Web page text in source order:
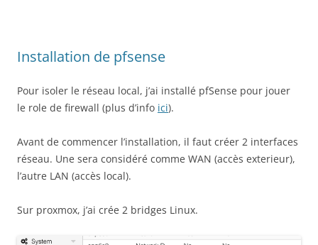
Installation de pfsense
Pour isoler le réseau local, j’ai installé pfSense pour jouer
le role de firewall (plus d’info ici).
Avant de commencer l’installation, il faut créer 2 interfaces
réseau. Une sera considéré comme WAN (accès exterieur),
l’autre LAN (accès local).
Sur proxmox, j’ai crée 2 bridges Linux.